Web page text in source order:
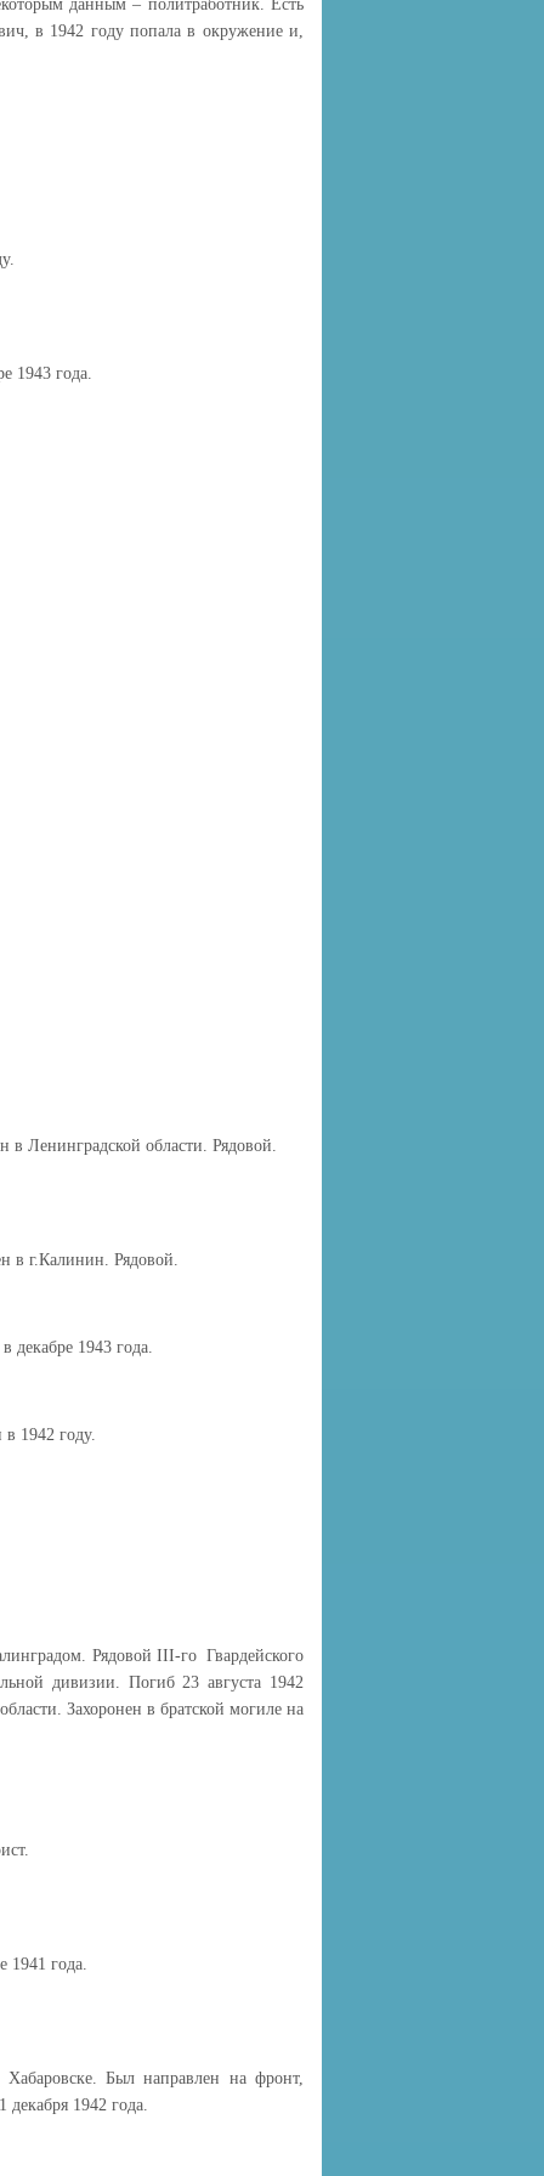
данным – политработник. Есть
в 1942 году попала в окружение и,
1943 года.
в Ленинградской области. Рядовой.
в г.Калинин. Рядовой.
декабре 1943 года.
1942 году.
Рядовой III-го Гвардейского
дивизии. Погиб 23 августа 1942
Захоронен в братской могиле на
1941 года.
Был направлен на фронт,
1942 года.
ГО
К